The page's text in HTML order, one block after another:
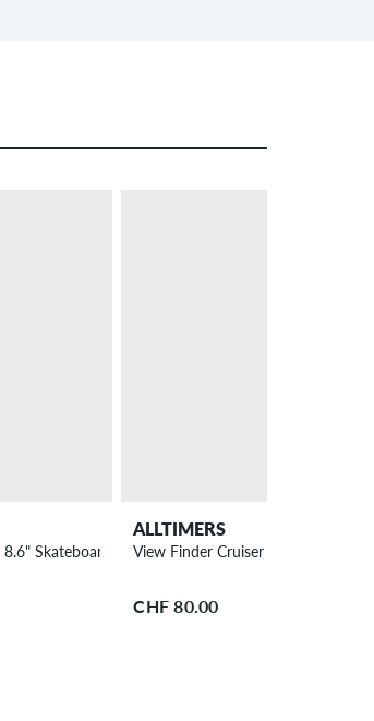
Skateboard Deck
ALLTIMERS
View Finder Cruiser 7.75"
CHF 80.00